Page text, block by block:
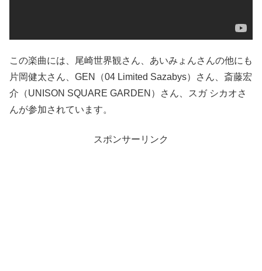
この楽曲には、尾崎世界観さん、あいみょんさんの他にも
片岡健太さん、GEN（04 Limited Sazabys）さん、斎藤宏
介（UNISON SQUARE GARDEN）さん、スガ シカオさ
んが参加されています。
スポンサーリンク